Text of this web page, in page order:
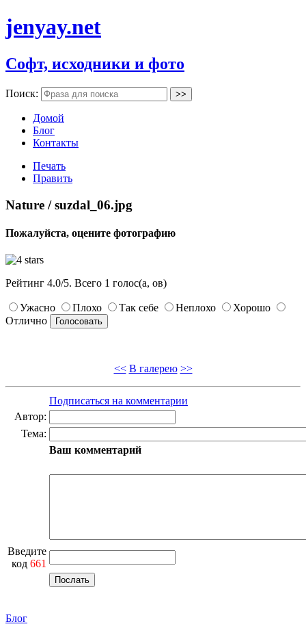
jenyay.net
Софт, исходники и фото
Поиск:
Домой
Блог
Контакты
Печать
Править
Nature / suzdal_06.jpg
Пожалуйста, оцените фотографию
Рейтинг 4.0/5. Всего 1 голос(а, ов)
Ужасно Плохо Так себе Неплохо
Хорошо
Отлично
<< В галерею >>
Подписаться на комментарии
Автор:
Тема:
Ваш комментарий
Введите
код 661
Блог